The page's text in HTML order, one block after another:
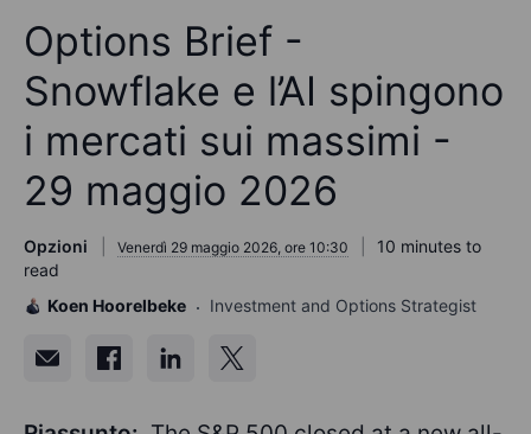
Options Brief -
Snowflake e l’AI spingono
i mercati sui massimi -
29 maggio 2026
Opzioni Venerdì 29 maggio 2026, ore 10:30
10 minutes to
read
Koen Hoorelbeke
Investment and Options Strategist